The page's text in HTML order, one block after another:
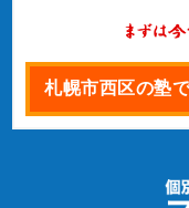
札幌市西区の塾